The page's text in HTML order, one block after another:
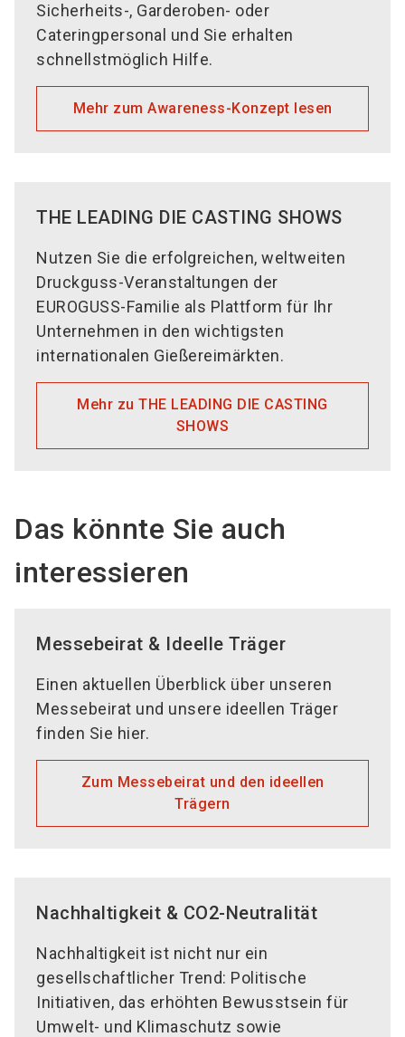
Sicherheits-, Garderoben- oder
Cateringpersonal und Sie erhalten
schnellstmöglich Hilfe.
Mehr zum Awareness-Konzept lesen
THE LEADING DIE CASTING SHOWS
Nutzen Sie die erfolgreichen, weltweiten
Druckguss-Veranstaltungen der
EUROGUSS-Familie als Plattform für Ihr
Unternehmen in den wichtigsten
internationalen Gießereimärkten.
Mehr zu THE LEADING DIE CASTING
SHOWS
Das könnte Sie auch
interessieren
Messebeirat & Ideelle Träger
Einen aktuellen Überblick über unseren
Messebeirat und unsere ideellen Träger
finden Sie hier.
Zum Messebeirat und den ideellen
Trägern
Nachhaltigkeit & CO2-Neutralität
Nachhaltigkeit ist nicht nur ein
gesellschaftlicher Trend: Politische
Initiativen, das erhöhten Bewusstsein für
Umwelt- und Klimaschutz sowie